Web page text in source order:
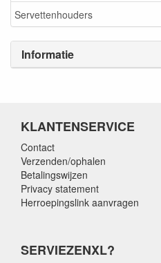
Servettenhouders
Informatie
KLANTENSERVICE
Contact
Verzenden/ophalen
Betalingswijzen
Privacy statement
Herroepingslink aanvragen
SERVIEZENXL?